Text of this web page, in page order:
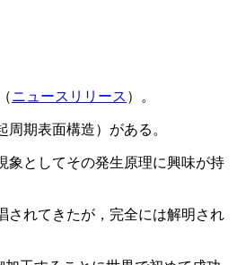
ニュースリリース ）。
期表面構造）がある。
象としてその発生原理に興味が持
されてきたが，完全には解明され